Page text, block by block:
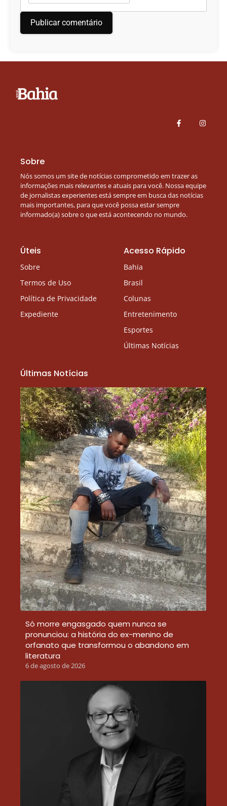
Sobre
Nós somos um site de notícias comprometido em trazer as
informações mais relevantes e atuais para você. Nossa equipe
de jornalistas experientes está sempre em busca das notícias
mais importantes, para que você possa estar sempre
informado(a) sobre o que está acontecendo no mundo.
Úteis
Sobre
Termos de Uso
Política de Privacidade
Expediente
Acesso Rápido
Bahia
Brasil
Colunas
Entretenimento
Esportes
Últimas Notícias
Últimas Notícias
Só morre engasgado quem nunca se
pronunciou: a história do ex-menino de
orfanato que transformou o abandono em
literatura
6 de agosto de 2026